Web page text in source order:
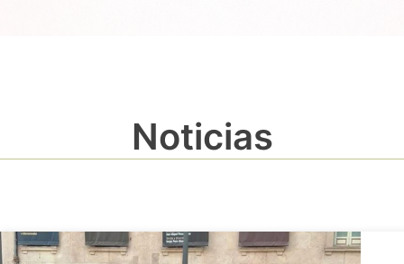
Noticias